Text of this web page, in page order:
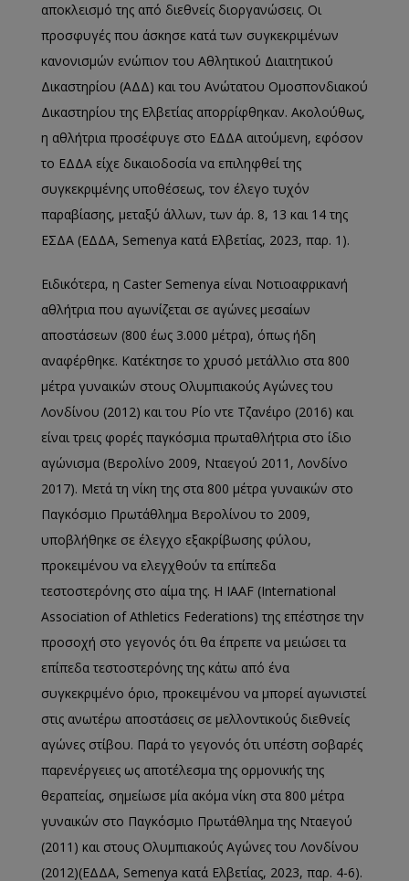
αποκλεισμό της από διεθνείς διοργανώσεις. Οι
προσφυγές που άσκησε κατά των συγκεκριμένων
κανονισμών ενώπιον του Αθλητικού Διαιτητικού
Δικαστηρίου (ΑΔΔ) και του Ανώτατου Ομοσπονδιακού
Δικαστηρίου της Ελβετίας απορρίφθηκαν. Ακολούθως,
η αθλήτρια προσέφυγε στο ΕΔΔΑ αιτούμενη, εφόσον
το ΕΔΔΑ είχε δικαιοδοσία να επιληφθεί της
συγκεκριμένης υποθέσεως, τον έλεγο τυχόν
παραβίασης, μεταξύ άλλων, των άρ. 8, 13 και 14 της
ΕΣΔΑ (ΕΔΔΑ, Semenya κατά Ελβετίας, 2023, παρ. 1).
Ειδικότερα, η Caster Semenya είναι Νοτιοαφρικανή
αθλήτρια που αγωνίζεται σε αγώνες μεσαίων
αποστάσεων (800 έως 3.000 μέτρα), όπως ήδη
αναφέρθηκε. Κατέκτησε το χρυσό μετάλλιο στα 800
μέτρα γυναικών στους Ολυμπιακούς Αγώνες του
Λονδίνου (2012) και του Ρίο ντε Τζανέιρο (2016) και
είναι τρεις φορές παγκόσμια πρωταθλήτρια στο ίδιο
αγώνισμα (Βερολίνο 2009, Νταεγού 2011, Λονδίνο
2017). Μετά τη νίκη της στα 800 μέτρα γυναικών στο
Παγκόσμιο Πρωτάθλημα Βερολίνου το 2009,
υποβλήθηκε σε έλεγχο εξακρίβωσης φύλου,
προκειμένου να ελεγχθούν τα επίπεδα
τεστοστερόνης στο αίμα της. Η IAAF (International
Association of Athletics Federations) της επέστησε την
προσοχή στο γεγονός ότι θα έπρεπε να μειώσει τα
επίπεδα τεστοστερόνης της κάτω από ένα
συγκεκριμένο όριο, προκειμένου να μπορεί αγωνιστεί
στις ανωτέρω αποστάσεις σε μελλοντικούς διεθνείς
αγώνες στίβου. Παρά το γεγονός ότι υπέστη σοβαρές
παρενέργειες ως αποτέλεσμα της ορμονικής της
θεραπείας, σημείωσε μία ακόμα νίκη στα 800 μέτρα
γυναικών στο Παγκόσμιο Πρωτάθλημα της Νταεγού
(2011) και στους Ολυμπιακούς Αγώνες του Λονδίνου
(2012)(ΕΔΔΑ, Semenya κατά Ελβετίας, 2023, παρ. 4-6).